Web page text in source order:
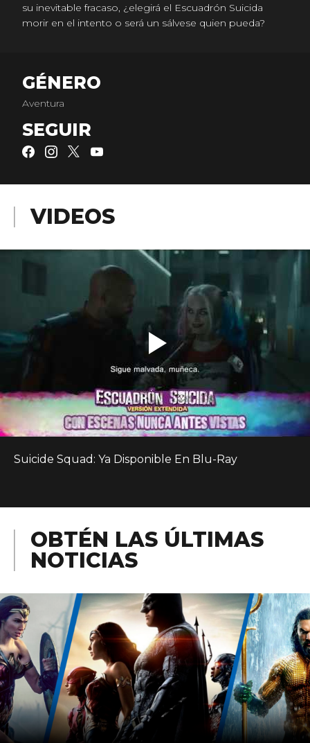
su inevitable fracaso, ¿elegirá el Escuadrón Suicida
morir en el intento o será un sálvese quien pueda?
GÉNERO
Aventura
SEGUIR
VIDEOS
Suicide Squad: Ya Disponible En Blu-Ray
OBTÉN LAS ÚLTIMAS
NOTICIAS